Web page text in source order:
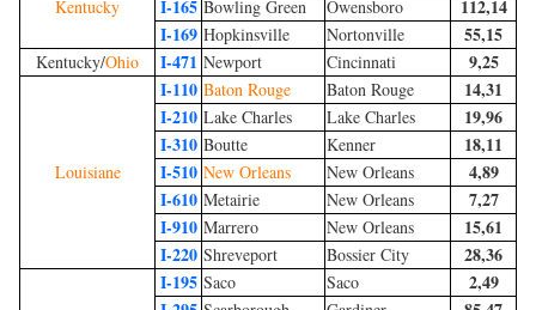
Kentucky
I-165 Bowling Green Owensboro
112,14
I-169 Hopkinsville Nortonville 55,15
Kentucky/Ohio I-471 Newport Cincinnati 9,25
Louisiane
I-110 Baton Rouge Baton Rouge
14,31
I-210 Lake Charles Lake Charles
19,96
I-310 Boutte Kenner
18,11
I-510 New Orleans New Orleans
4,89
I-610 Metairie New Orleans
7,27
I-910 Marrero New Orleans
15,61
I-220 Shreveport Bossier City 28,36
I-195 Saco Saco
2,49